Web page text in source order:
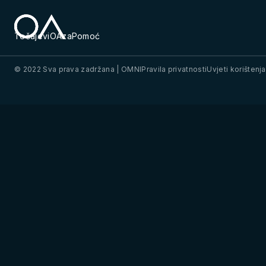
TečajeviOAzaPomoć
© 2022 Sva prava zadržana | OMNIPravila privatnostiUvjeti korištenja